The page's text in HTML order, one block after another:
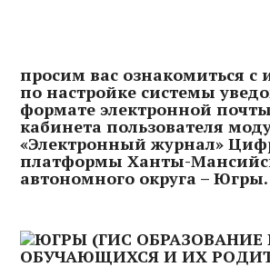
просим вас ознакомиться с
по настройке системы
формате электронной
кабинета пользователя
«Электронный журнал»
платформы Ханты-
автономного округа – Югры.